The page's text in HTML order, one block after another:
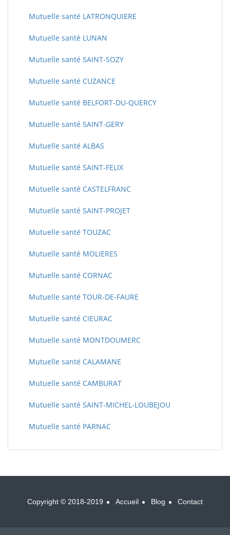
Mutuelle santé LATRONQUIERE
Mutuelle santé LUNAN
Mutuelle santé SAINT-SOZY
Mutuelle santé CUZANCE
Mutuelle santé BELFORT-DU-QUERCY
Mutuelle santé SAINT-GERY
Mutuelle santé ALBAS
Mutuelle santé SAINT-FELIX
Mutuelle santé CASTELFRANC
Mutuelle santé SAINT-PROJET
Mutuelle santé TOUZAC
Mutuelle santé MOLIERES
Mutuelle santé CORNAC
Mutuelle santé TOUR-DE-FAURE
Mutuelle santé CIEURAC
Mutuelle santé MONTDOUMERC
Mutuelle santé CALAMANE
Mutuelle santé CAMBURAT
Mutuelle santé SAINT-MICHEL-LOUBEJOU
Mutuelle santé PARNAC
Copyright © 2018-2019 Accueil Blog Contact